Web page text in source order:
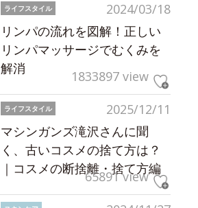
2024/03/18
ライフスタイル
リンパの流れを図解！正しい
リンパマッサージでむくみを
解消
1833897 view
2025/12/11
ライフスタイル
マシンガンズ滝沢さんに聞
く、古いコスメの捨て方は？
｜コスメの断捨離・捨て方編
65891 view